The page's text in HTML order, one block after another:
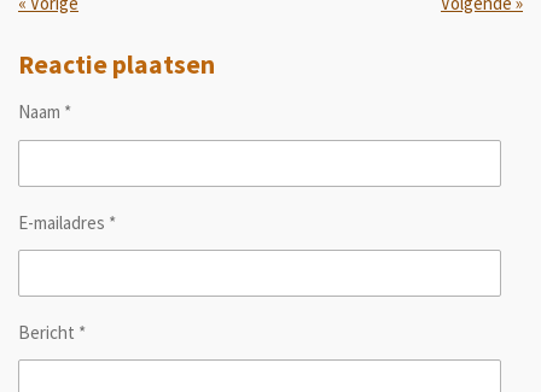
Reactie plaatsen
Naam *
E-mailadres *
Bericht *